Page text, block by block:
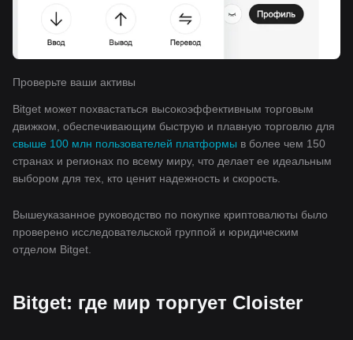
Проверьте ваши активы
Bitget может похвастаться высокоэффективным торговым
движком, обеспечивающим быструю и плавную торговлю для
свыше 100 млн пользователей платформы в более чем 150
странах и регионах по всему миру, что делает ее идеальным
выбором для тех, кто ценит надежность и скорость.
Вышеуказанное руководство по покупке криптовалюты было
проверено исследовательской группой и юридическим
отделом Bitget.
Bitget: где мир торгует Cloister